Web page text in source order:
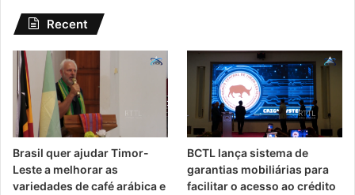
Recent
Brasil quer ajudar Timor-
Leste a melhorar as
variedades de café arábica e
BCTL lança sistema de
garantias mobiliárias para
facilitar o acesso ao crédito